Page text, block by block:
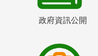
政府資訊公開